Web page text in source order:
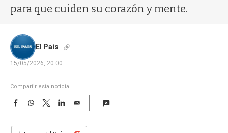
para que cuiden su corazón y mente.
El País
15/05/2026, 20:00
Compartir esta noticia
F
e
W
T
w
t
L
E
i